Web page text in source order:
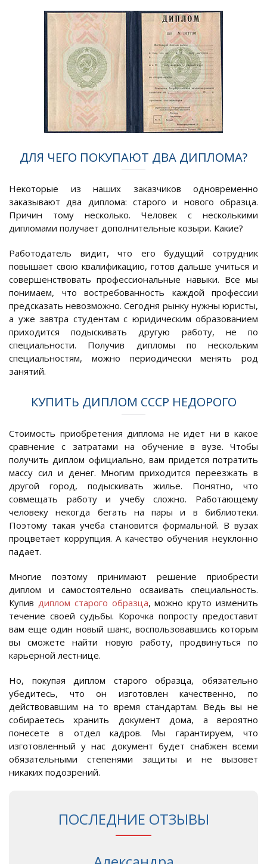
ДЛЯ ЧЕГО ПОКУПАЮТ ДВА ДИПЛОМА?
Некоторые из наших заказчиков одновременно
заказывают два диплома: старого и нового образца.
Причин тому несколько. Человек с несколькими
дипломами получает дополнительные козыри. Какие?
Работодатель видит, что его будущий сотрудник
повышает свою квалификацию, готов дальше учиться и
совершенствовать профессиональные навыки. Все мы
понимаем, что востребованность каждой профессии
предсказать невозможно. Сегодня рынку нужны юристы,
а уже завтра студентам с юридическим образованием
приходится подыскивать другую работу, не по
специальности. Получив дипломы по нескольким
специальностям, можно периодически менять род
занятий.
КУПИТЬ ДИПЛОМ СССР НЕДОРОГО
Стоимость приобретения диплома не идет ни в какое
сравнение с затратами на обучение в вузе. Чтобы
получить диплом официально, вам придется потратить
массу сил и денег. Многим приходится переезжать в
другой город, подыскивать жилье. Понятно, что
совмещать работу и учебу сложно. Работающему
человеку некогда бегать на пары и в библиотеки.
Поэтому такая учеба становится формальной. В вузах
процветает коррупция. А качество обучения неуклонно
падает.
Многие поэтому принимают решение приобрести
диплом и самостоятельно осваивать специальность.
Купив диплом старого образца, можно круто изменить
течение своей судьбы. Корочка попросту предоставит
вам еще один новый шанс, воспользовавшись которым
вы сможете найти новую работу, продвинуться по
карьерной лестнице.
Но, покупая диплом старого образца, обязательно
убедитесь, что он изготовлен качественно, по
действовавшим на то время стандартам. Ведь вы не
собираетесь хранить документ дома, а вероятно
понесете в отдел кадров. Мы гарантируем, что
изготовленный у нас документ будет снабжен всеми
обязательными степенями защиты и не вызовет
никаких подозрений.
ПОСЛЕДНИЕ ОТЗЫВЫ